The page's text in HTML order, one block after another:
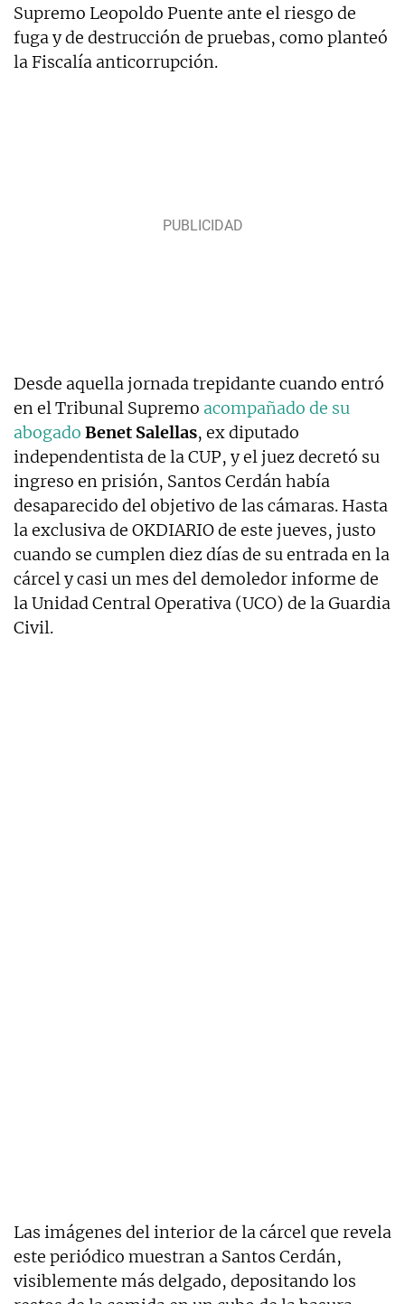
Supremo Leopoldo Puente ante el riesgo de
fuga y de destrucción de pruebas, como planteó
la Fiscalía anticorrupción.
Desde aquella jornada trepidante cuando entró
en el Tribunal Supremo acompañado de su
abogado Benet Salellas, ex diputado
independentista de la CUP, y el juez decretó su
ingreso en prisión, Santos Cerdán había
desaparecido del objetivo de las cámaras. Hasta
la exclusiva de OKDIARIO de este jueves, justo
cuando se cumplen diez días de su entrada en la
cárcel y casi un mes del demoledor informe de
la Unidad Central Operativa (UCO) de la Guardia
Civil.
Las imágenes del interior de la cárcel que revela
este periódico muestran a Santos Cerdán,
visiblemente más delgado, depositando los